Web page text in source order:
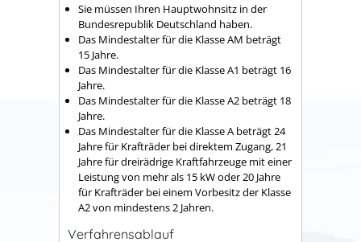
Sie müssen Ihren Hauptwohnsitz in der
Bundesrepublik Deutschland haben.
Das Mindestalter für die Klasse AM beträgt
15 Jahre.
Das Mindestalter für die Klasse A1 beträgt 16
Jahre.
Das Mindestalter für die Klasse A2 beträgt 18
Jahre.
Das Mindestalter für die Klasse A beträgt 24
Jahre für Krafträder bei direktem Zugang, 21
Jahre für dreirädrige Kraftfahrzeuge mit einer
Leistung von mehr als 15 kW oder 20 Jahre
für Krafträder bei einem Vorbesitz der Klasse
A2 von mindestens 2 Jahren.
Verfahrensablauf